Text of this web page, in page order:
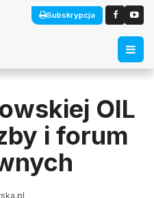
Subskrypcja
OIL
i forum